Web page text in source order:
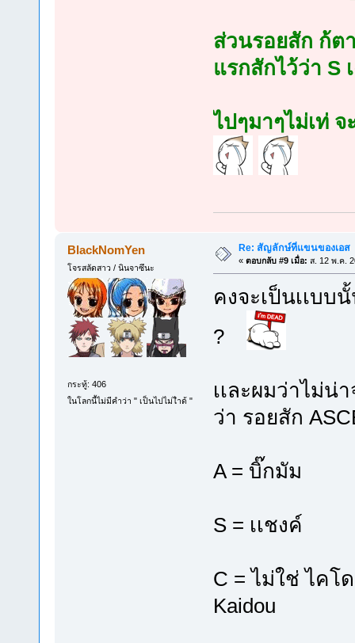
ส่วนรอยสัก ก้ต
แรกสักไว้ว่า S
ไปๆมาๆไม่เท่
BlackNomYen
โจรสลัดสาว / นินจาซึนะ
กระทู้: 406
ในโลกนี้ไม่มีคำว่า " เป็นไปไม่ไำด้ "
Re: สัญลักษ์ที่แขนของเอส
« ตอบกลับ #9 เมื่อ: ส. 12 พ.ค.
คงจะเป็นเเบบ
?
เเละผมว่าไม่น่
ว่า รอยสัก
A = บิ๊กมัม
S = เเชงค์
C = ไม่ใช่ ไคโ
Kaidou